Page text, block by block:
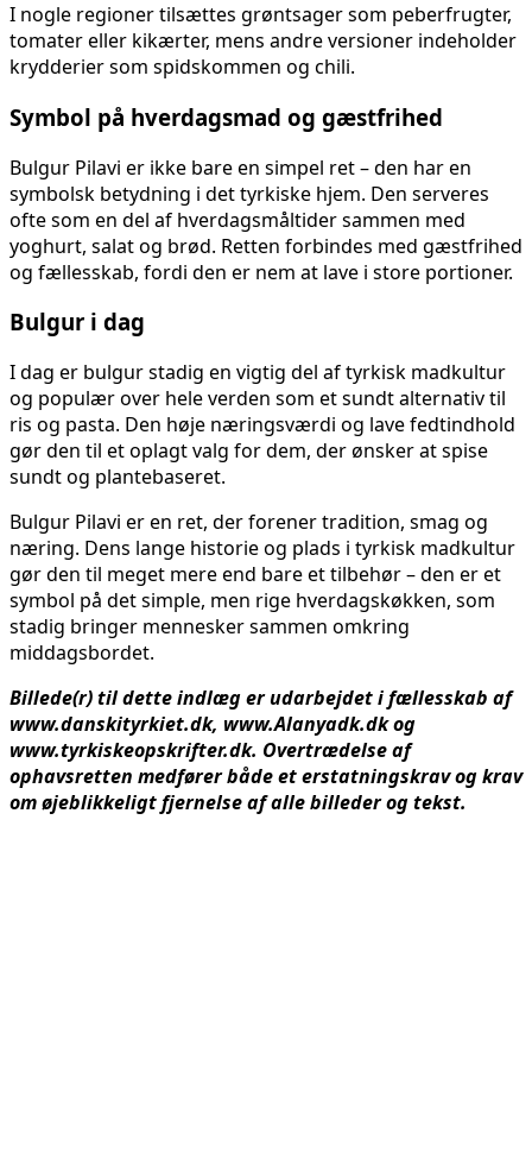
I nogle regioner tilsættes grøntsager som peberfrugter,
tomater eller kikærter, mens andre versioner indeholder
krydderier som spidskommen og chili.
Symbol på hverdagsmad og gæstfrihed
Bulgur Pilavi er ikke bare en simpel ret – den har en
symbolsk betydning i det tyrkiske hjem. Den serveres
ofte som en del af hverdagsmåltider sammen med
yoghurt, salat og brød. Retten forbindes med gæstfrihed
og fællesskab, fordi den er nem at lave i store portioner.
Bulgur i dag
I dag er bulgur stadig en vigtig del af tyrkisk madkultur
og populær over hele verden som et sundt alternativ til
ris og pasta. Den høje næringsværdi og lave fedtindhold
gør den til et oplagt valg for dem, der ønsker at spise
sundt og plantebaseret.
Bulgur Pilavi er en ret, der forener tradition, smag og
næring. Dens lange historie og plads i tyrkisk madkultur
gør den til meget mere end bare et tilbehør – den er et
symbol på det simple, men rige hverdagskøkken, som
stadig bringer mennesker sammen omkring
middagsbordet.
Billede(r) til dette indlæg er udarbejdet i fællesskab af
www.danskityrkiet.dk, www.Alanyadk.dk og
www.tyrkiskeopskrifter.dk. Overtrædelse af
ophavsretten medfører både et erstatningskrav og krav
om øjeblikkeligt fjernelse af alle billeder og tekst.